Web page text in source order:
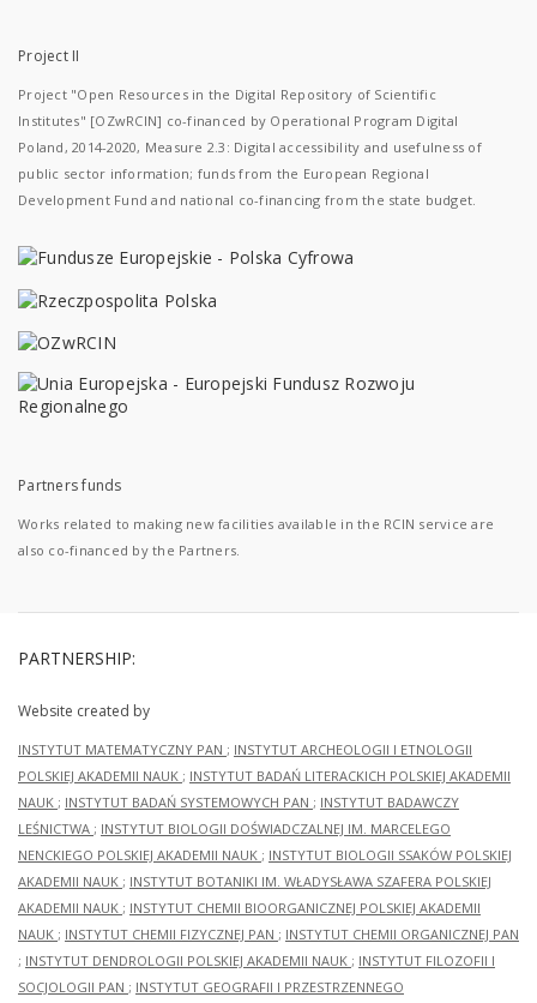
Project II
Project "Open Resources in the Digital Repository of Scientific
Institutes" [OZwRCIN] co-financed by Operational Program Digital
Poland, 2014-2020, Measure 2.3: Digital accessibility and usefulness of
public sector information; funds from the European Regional
Development Fund and national co-financing from the state budget.
Partners funds
Works related to making new facilities available in the RCIN service are
also co-financed by the Partners.
PARTNERSHIP:
Website created by
INSTYTUT MATEMATYCZNY PAN ; INSTYTUT ARCHEOLOGII I ETNOLOGII
POLSKIEJ AKADEMII NAUK ; INSTYTUT BADAŃ LITERACKICH POLSKIEJ AKADEMII
NAUK ; INSTYTUT BADAŃ SYSTEMOWYCH PAN ; INSTYTUT BADAWCZY
LEŚNICTWA ; INSTYTUT BIOLOGII DOŚWIADCZALNEJ IM. MARCELEGO
NENCKIEGO POLSKIEJ AKADEMII NAUK ; INSTYTUT BIOLOGII SSAKÓW POLSKIEJ
AKADEMII NAUK ; INSTYTUT BOTANIKI IM. WŁADYSŁAWA SZAFERA POLSKIEJ
AKADEMII NAUK ; INSTYTUT CHEMII BIOORGANICZNEJ POLSKIEJ AKADEMII
NAUK ; INSTYTUT CHEMII FIZYCZNEJ PAN ; INSTYTUT CHEMII ORGANICZNEJ PAN
; INSTYTUT DENDROLOGII POLSKIEJ AKADEMII NAUK ; INSTYTUT FILOZOFII I
SOCJOLOGII PAN ; INSTYTUT GEOGRAFII I PRZESTRZENNEGO